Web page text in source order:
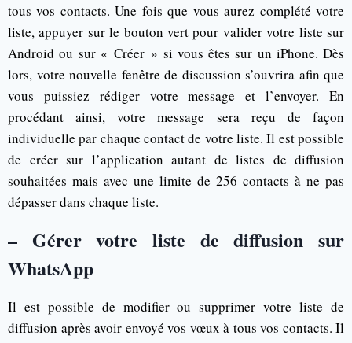
tous vos contacts. Une fois que vous aurez complété votre
liste, appuyer sur le bouton vert pour valider votre liste sur
Android ou sur « Créer » si vous êtes sur un iPhone. Dès
lors, votre nouvelle fenêtre de discussion s’ouvrira afin que
vous puissiez rédiger votre message et l’envoyer. En
procédant ainsi, votre message sera reçu de façon
individuelle par chaque contact de votre liste. Il est possible
de créer sur l’application autant de listes de diffusion
souhaitées mais avec une limite de 256 contacts à ne pas
dépasser dans chaque liste.
– Gérer votre liste de diffusion sur
WhatsApp
Il est possible de modifier ou supprimer votre liste de
diffusion après avoir envoyé vos vœux à tous vos contacts. Il